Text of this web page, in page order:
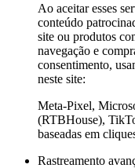
Ao aceitar esses
conteúdo
site ou produtos
navegação e
consentimento,
neste site:
Meta-Pixel,
(RTBHouse),
baseadas em
Rastreamento